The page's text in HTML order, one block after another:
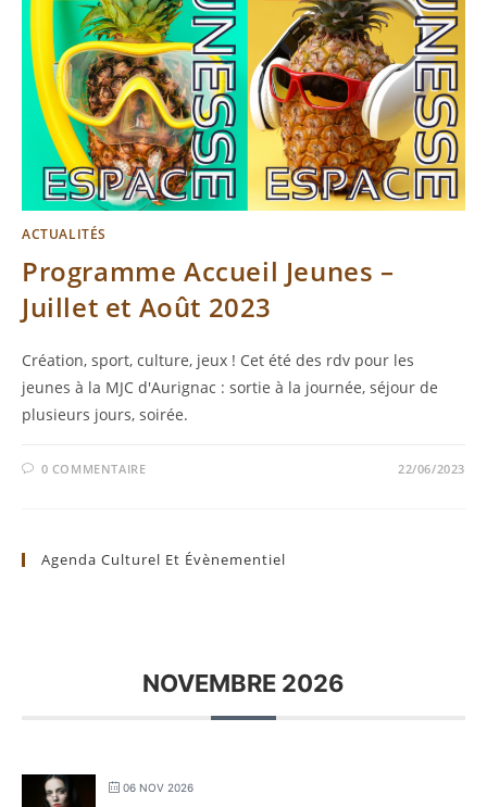
ACTUALITÉS
Programme Accueil Jeunes –
Juillet et Août 2023
Création, sport, culture, jeux ! Cet été des rdv pour les
jeunes à la MJC d'Aurignac : sortie à la journée, séjour de
plusieurs jours, soirée.
0 COMMENTAIRE 22/06/2023
Agenda Culturel Et Évènementiel
NOVEMBRE 2026
06 NOV 2026